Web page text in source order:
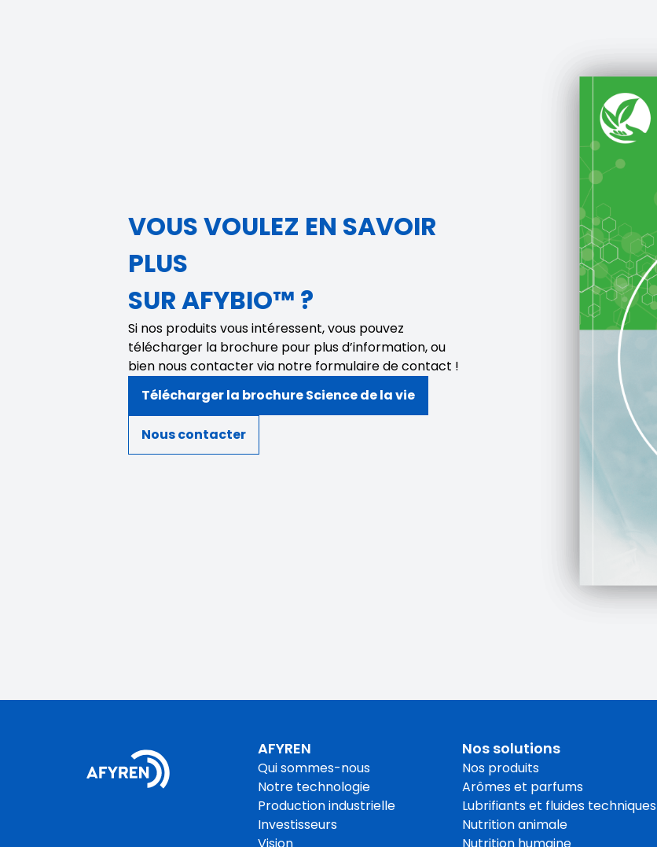
VOUS VOULEZ EN SAVOIR
PLUS
SUR AFYBIO™ ?
Si nos produits vous intéressent, vous pouvez
télécharger la brochure pour plus d’information, ou
bien nous contacter via notre formulaire de contact !
Télécharger la brochure Science de la vie
Nous contacter
AFYREN
Qui sommes-nous
Notre technologie
Production industrielle
Investisseurs
Nos solutions
Nos produits
Arômes et parfums
Lubrifiants et fluides techniques
Nutrition animale